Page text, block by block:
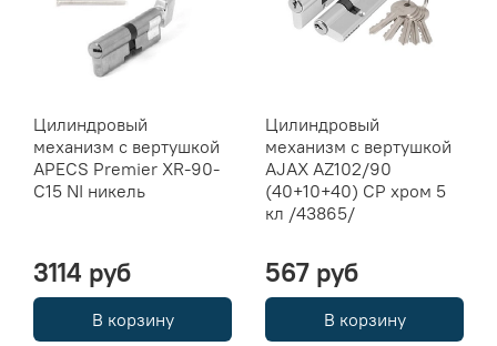
Цилиндровый
механизм с вертушкой
APECS Premier XR-90-
C15 NI никель
3114 руб
В корзину
Цилиндровый
механизм с вертушкой
AJAX AZ102/90
(40+10+40) CP хром 5
кл /43865/
567 руб
В корзину